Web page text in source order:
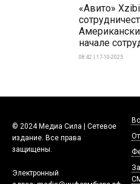
«Авито»
начале
08:42 | 17-10-2025
© 2024 Медиа Сила | Сетевое
издание. Все права
защищены.
Электронный